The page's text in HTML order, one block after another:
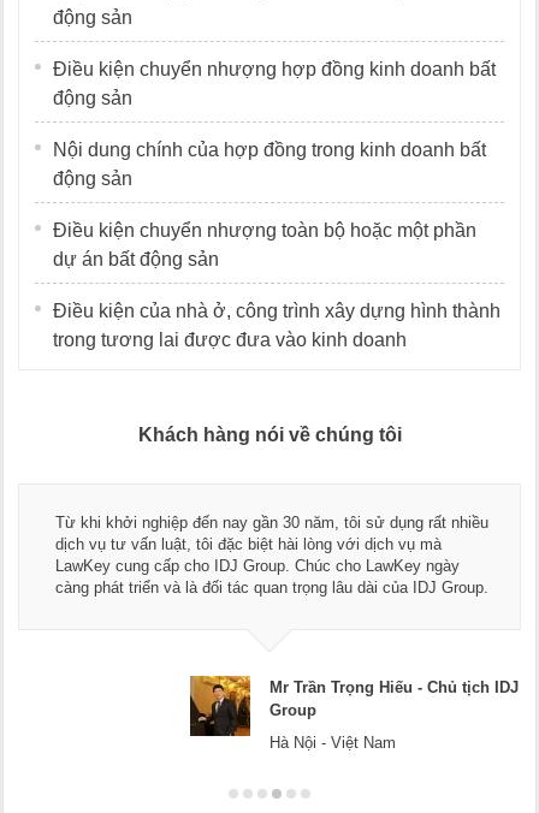
động sản
Điều kiện chuyển nhượng hợp đồng kinh doanh bất
động sản
Nội dung chính của hợp đồng trong kinh doanh bất
động sản
Điều kiện chuyển nhượng toàn bộ hoặc một phần
dự án bất động sản
Điều kiện của nhà ở, công trình xây dựng hình thành
trong tương lai được đưa vào kinh doanh
Khách hàng nói về chúng tôi
Từ khi khởi nghiệp đến nay gần 30 năm, tôi sử dụng rất nhiều
dịch vụ tư vấn luật, tôi đặc biệt hài lòng với dịch vụ mà
LawKey cung cấp cho IDJ Group. Chúc cho LawKey ngày
càng phát triển và là đối tác quan trọng lâu dài của IDJ Group.
Mr Trần Trọng Hiếu - Chủ tịch IDJ
Group
Hà Nội - Việt Nam